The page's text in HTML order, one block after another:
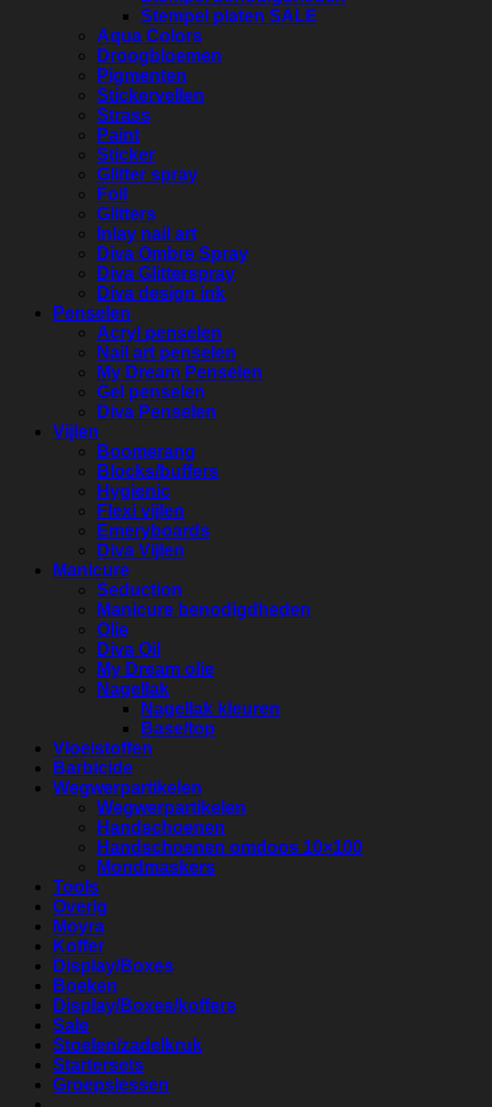
Stempel platen SALE
Aqua Colors
Droogbloemen
Pigmenten
Stickervellen
Strass
Paint
Sticker
Glitter spray
Foil
Glitters
Inlay nail art
Diva Ombre Spray
Diva Glitterspray
Diva design ink
Penselen
Acryl penselen
Nail art penselen
My Dream Penselen
Gel penselen
Diva Penselen
Vijlen
Boomerang
Blocks/buffers
Hygienic
Flexi vijlen
Emeryboards
Diva Vijlen
Manicure
Seduction
Manicure benodigdheden
Olie
Diva Oil
My Dream olie
Nagellak
Nagellak kleuren
Base/top
Vloeistoffen
Barbicide
Wegwerpartikelen
Wegwerpartikelen
Handschoenen
Handschoenen omdoos 10×100
Mondmaskers
Tools
Overig
Moyra
Koffer
Display/Boxes
Boeken
Display/Boxes/koffers
Sale
Stoelen/zadelkruk
Startersets
Groepslessen